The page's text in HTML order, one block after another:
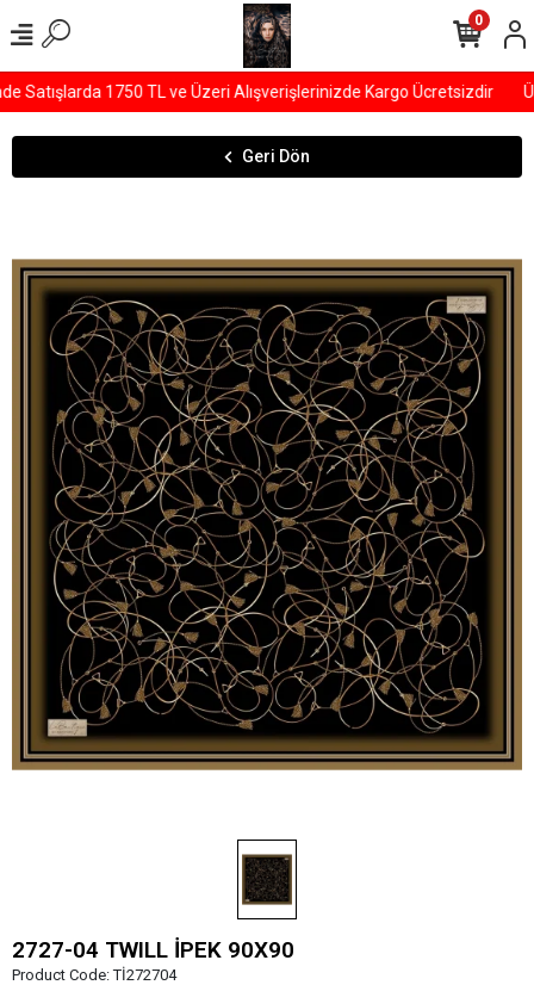
Satışlarda 1750 TL ve Üzeri Alışverişlerinizde Kargo Ücretsizdir
0
Geri Dön
2727-04 TWILL İPEK 90X90
Product Code:Tİ272704